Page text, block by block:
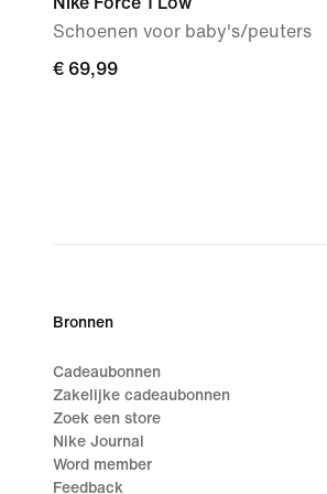
Schoenen voor baby's/peuters
€ 69,99
€ 69,99
Bronnen
Cadeaubonnen
Zakelijke cadeaubonnen
Zoek een store
Nike Journal
Word member
Feedback